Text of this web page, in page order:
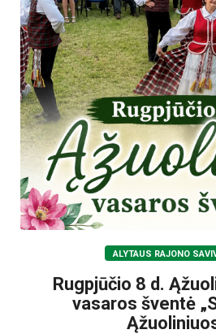
ALYTAUS RAJONO
Rugpjūčio 8 d.
vasaros šventė